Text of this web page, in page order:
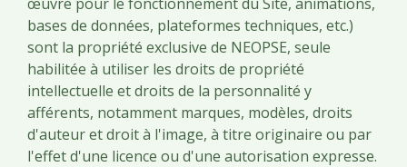
bases de données, plateformes techniques, etc.)
sont la propriété exclusive de NEOPSE, seule
habilitée à utiliser les droits de propriété
intellectuelle et droits de la personnalité y
afférents, notamment marques, modèles, droits
d'auteur et droit à l'image, à titre originaire ou par
l'effet d'une licence ou d'une autorisation expresse.